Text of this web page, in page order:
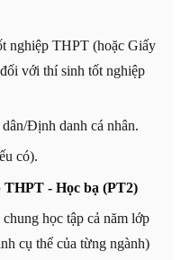
nghiệp THPT (hoặc Giấy
với thí sinh tốt nghiệp
Định danh cá nhân.
có).
THPT - Học bạ (PT2)
học tập cả năm lớp
cụ thể của từng ngành)